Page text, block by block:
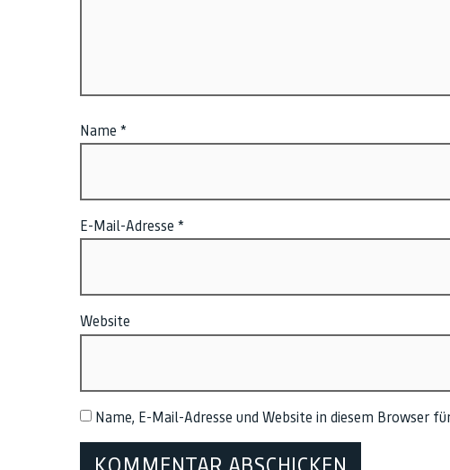
Name *
E-Mail-Adresse *
Website
Name, E-Mail-Adresse und Website in diesem Browser